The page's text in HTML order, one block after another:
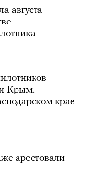
августа
и Крым.
крае
арестовали